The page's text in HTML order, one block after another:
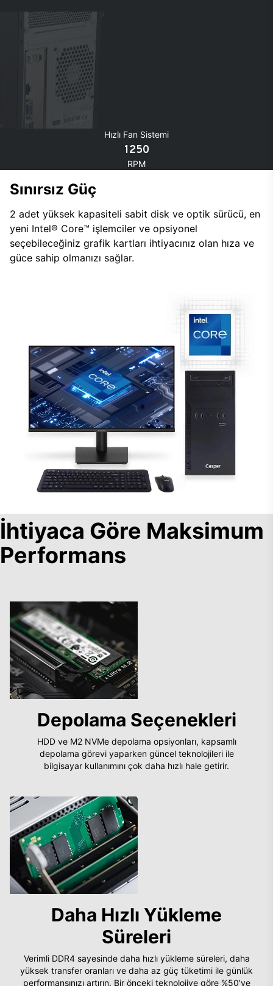
Hızlı Fan Sistemi
1250
RPM
Sınırsız Güç
2 adet yüksek kapasiteli sabit disk ve optik sürücü, en
yeni Intel® Core™ işlemciler ve opsiyonel
seçebileceğiniz grafik kartları ihtiyacınız olan hıza ve
güce sahip olmanızı sağlar.
İhtiyaca Göre Maksimum
Performans
Depolama Seçenekleri
HDD ve M2 NVMe depolama opsiyonları, kapsamlı
depolama görevi yaparken güncel teknolojileri ile
bilgisayar kullanımını çok daha hızlı hale getirir.
Daha Hızlı Yükleme
Süreleri
Verimli DDR4 sayesinde daha hızlı yükleme süreleri, daha
yüksek transfer oranları ve daha az güç tüketimi ile günlük
performansınızı artırın. Bir önceki teknolojiye göre %50’ye